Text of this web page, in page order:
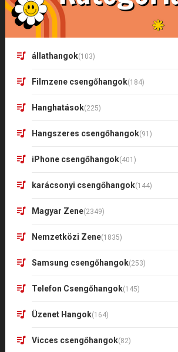
állathangok(103)
Filmzene csengőhangok(184)
Hanghatások(225)
Hangszeres csengőhangok(91)
iPhone csengőhangok(401)
karácsonyi csengőhangok(144)
Magyar Zene(2349)
Nemzetközi Zene(1835)
Samsung csengőhangok(253)
Telefon Csengőhangok(145)
Üzenet Hangok(164)
Vicces csengőhangok(82)